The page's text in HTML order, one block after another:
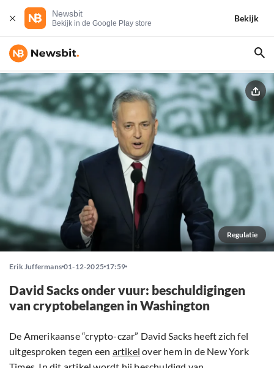
Newsbit
Bekijk in de Google Play store
Bekijk
Regulatie
Erik Juffermans 01-12-2025 17:59
David Sacks onder vuur: beschuldigingen
van cryptobelangen in Washington
De Amerikaanse “crypto-czar” David Sacks heeft zich fel
uitgesproken tegen een artikel over hem in de New York